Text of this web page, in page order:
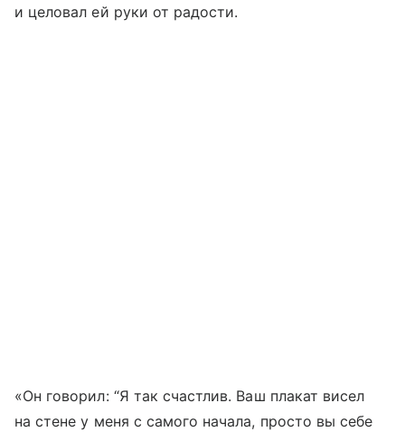
и целовал ей руки от радости.
«Он говорил: “Я так счастлив. Ваш плакат висел
на стене у меня с самого начала, просто вы себе